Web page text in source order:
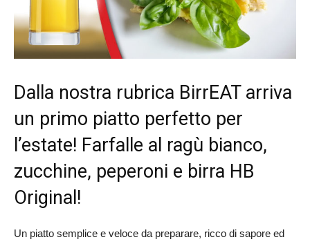
Dalla nostra rubrica BirrEAT arriva
un primo piatto perfetto per
l’estate! Farfalle al ragù bianco,
zucchine, peperoni e birra HB
Original!
Un piatto semplice e veloce da preparare, ricco di sapore ed